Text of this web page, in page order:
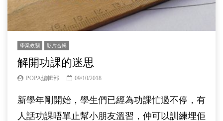
學業攸關 影片合輯
解開功課的迷思
POPA編輯部 09/10/2018
新學年剛開始，學生們已經為功課忙過不停，有
人話功課唔單止幫小朋友溫習，仲可以訓練埋佢